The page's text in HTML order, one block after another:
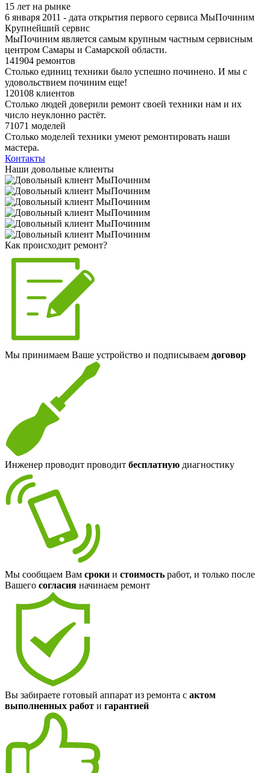
15 лет на рынке
6 января 2011 - дата открытия первого сервиса МыПочиним
Крупнейший сервис
МыПочиним является самым крупным частным сервисным
центром Самары и Самарской области.
141904 ремонтов
Столько единиц техники было успешно починено. И мы с
удовольствием починим еще!
120108 клиентов
Столько людей доверили ремонт своей техники нам и их
число неуклонно растёт.
71071 моделей
Столько моделей техники умеют ремонтировать наши
мастера.
Контакты
Наши довольные клиенты
Как происходит ремонт?
Мы принимаем Ваше устройство и подписываем договор
Инженер проводит проводит бесплатную диагностику
Мы сообщаем Вам сроки и стоимость работ, и только после
Вашего согласия начинаем ремонт
Вы забираете готовый аппарат из ремонта с актом
выполненных работ и гарантией